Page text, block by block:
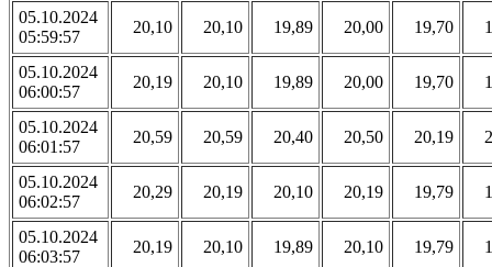
05.10.2024
05:59:57
20,10 20,10 19,89 20,00 19,70
05.10.2024
06:00:57
20,19 20,10 19,89 20,00 19,70
05.10.2024
06:01:57
20,59 20,59 20,40 20,50 20,19
05.10.2024
06:02:57
20,29 20,19 20,10 20,19 19,79
05.10.2024
06:03:57
20,19 20,10 19,89 20,10 19,79